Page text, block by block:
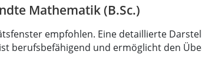
Mathematik (B.Sc.)
empfohlen. Eine detaillierte
berufsbefähigend und ermöglicht den